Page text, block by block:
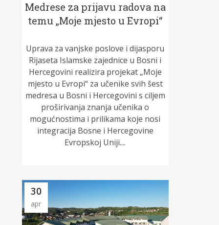
Medrese za prijavu radova na
temu „Moje mjesto u Evropi“
Uprava za vanjske poslove i dijasporu
Rijaseta Islamske zajednice u Bosni i
Hercegovini realizira projekat „Moje
mjesto u Evropi“ za učenike svih šest
medresa u Bosni i Hercegovini s ciljem
proširivanja znanja učenika o
mogućnostima i prilikama koje nosi
integracija Bosne i Hercegovine
Evropskoj Uniji....
30
apr